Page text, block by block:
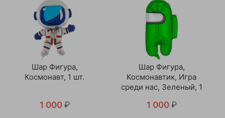
Шар Фигура,
Космонавт, 1 шт.
1 000 ₽
Шар Фигура,
Космонавтик, Игра
среди нас, Зеленый, 1
1 000 ₽